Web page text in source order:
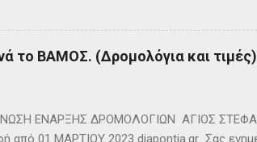
το ΒΑΜΟΣ. (Δρομολόγια και τιμές)
ΕΝΑΡΞΗΣ ΔΡΟΜΟΛΟΓΙΩΝ ΑΓΙΟΣ
από 01 ΜΑΡΤΙΟΥ 2023 diapontia.gr Σας